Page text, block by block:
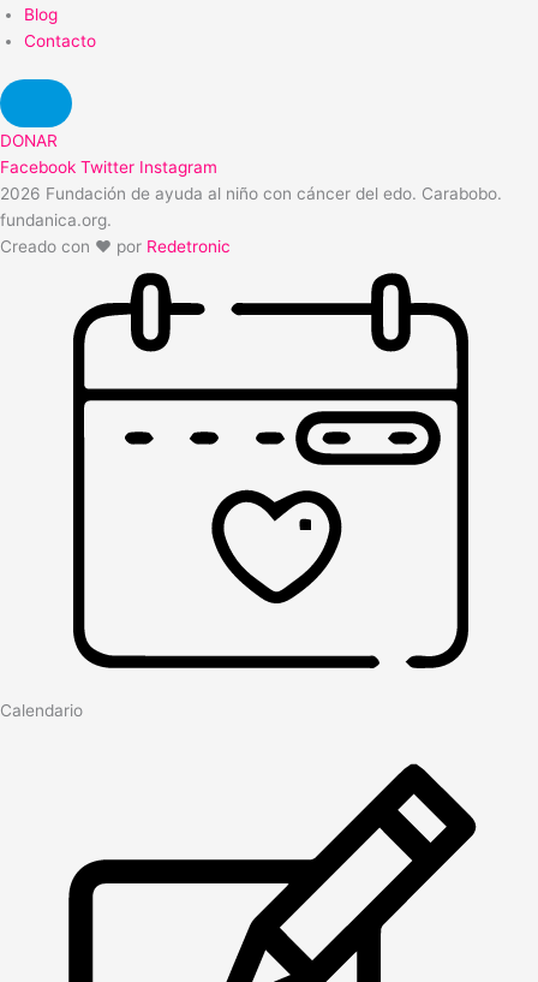
Blog
Contacto
DONAR
Facebook Twitter Instagram
2026 Fundación de ayuda al niño con cáncer del edo. Carabobo.
fundanica.org.
Creado con ❤️ por Redetronic
Calendario